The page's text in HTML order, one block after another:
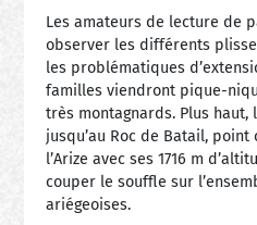
Les amateurs de lecture de
observer les différents
les problématiques
familles viendront pique-
très montagnards. Plus haut,
jusqu’au Roc de Batail,
l’Arize avec ses 1716 m
couper le souffle sur
ariégeoises.